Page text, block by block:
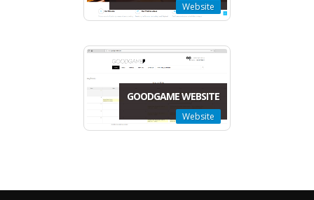
Website
GOODGAME WEBSITE
Website